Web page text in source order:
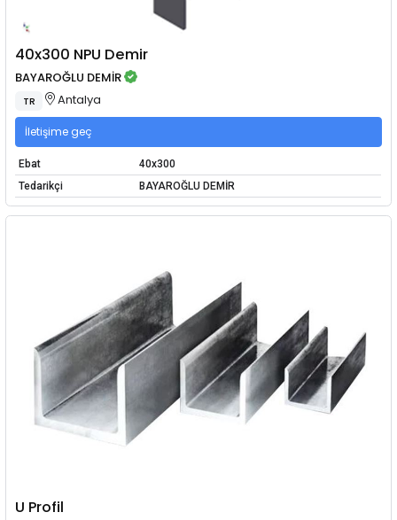
40x300 NPU Demir
BAYAROĞLU DEMİR
TR Antalya
İletişime geç
Ebat
40x300
Tedarikçi
BAYAROĞLU DEMİR
U Profil